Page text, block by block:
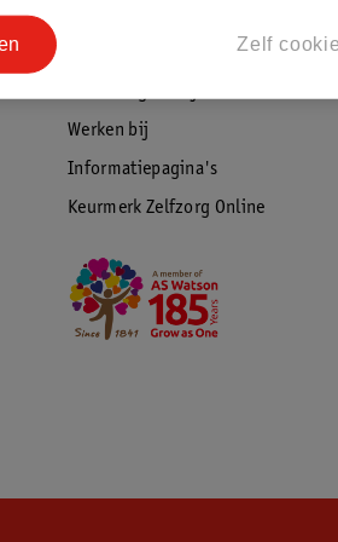
Werken bij
Informatiepagina's
Keurmerk Zelfzorg Online
Zelf